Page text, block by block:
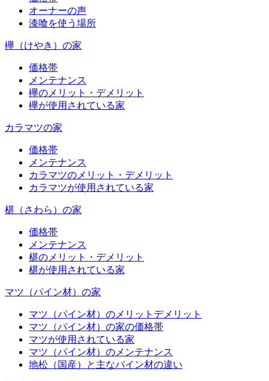
オーナーの声
漆喰を使う場所
欅（けやき）の家
価格帯
メンテナンス
欅のメリット・デメリット
欅が使用されている家
カラマツの家
価格帯
メンテナンス
カラマツのメリット・デメリット
カラマツが使用されている家
椹（さわら）の家
価格帯
メンテナンス
椹のメリット・デメリット
椹が使用されている家
マツ（パイン材）の家
マツ（パイン材）のメリットデメリット
マツ（パイン材）の家の価格帯
マツが使用されている家
マツ（パイン材）のメンテナンス
地松（国産）と主なパイン材の違い